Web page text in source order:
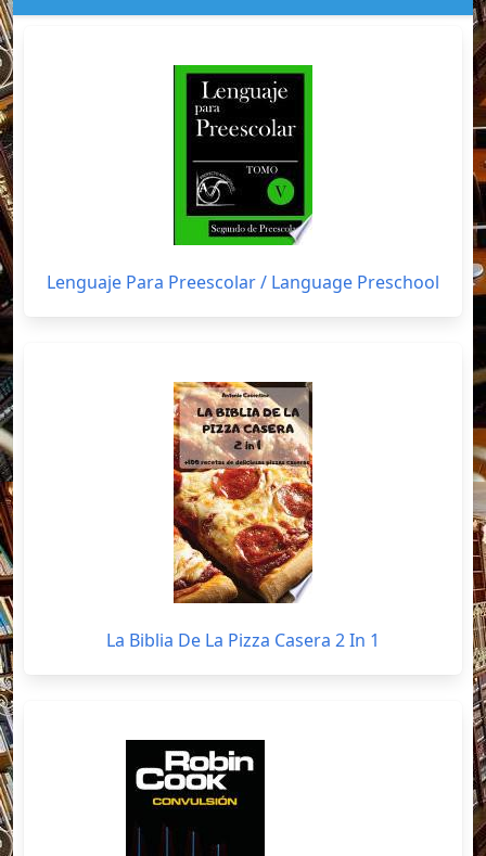
Lenguaje Para Preescolar / Language Preschool
La Biblia De La Pizza Casera 2 In 1